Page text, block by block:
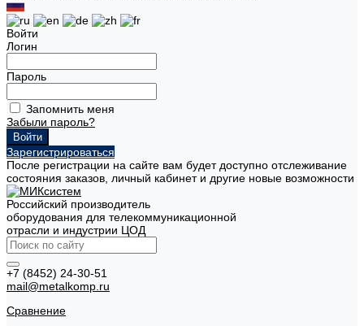
Войти
Логин
Пароль
Запомнить меня
Забыли пароль?
Зарегистрироваться
После регистрации на сайте вам будет доступно отслеживание
состояния заказов, личный кабинет и другие новые возможности
Российский производитель
оборудования для телекоммуникационной
отрасли и индустрии ЦОД
+7 (8452) 24-30-51
mail@metalkomp.ru
Сравнение